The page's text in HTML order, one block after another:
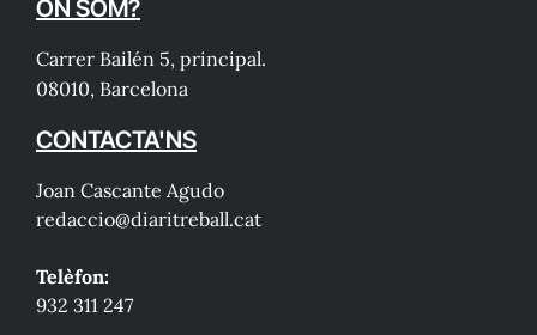
ON SOM?
Carrer Bailén 5, principal.
08010, Barcelona
CONTACTA'NS
Joan Cascante Agudo
redaccio@diaritreball.cat
Telèfon:
932 311 247